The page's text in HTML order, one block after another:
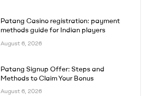
Patang Casino registration: payment
methods guide for Indian players
August 6, 2026
Patang Signup Offer: Steps and
Methods to Claim Your Bonus
August 6, 2026